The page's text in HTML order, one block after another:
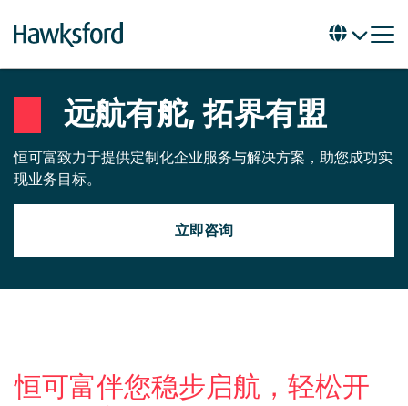
远航有舵, 拓界有盟
恒可富致力于提供定制化企业服务与解决方案，助您成功实
现业务目标。
立即咨询
恒可富伴您稳步启航，轻松开